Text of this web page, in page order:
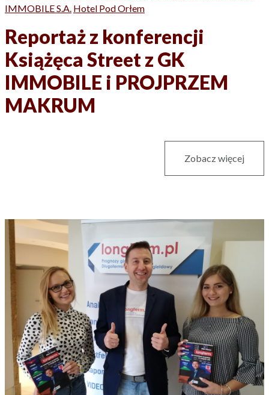
IMMOBILE S.A. Hotel Pod Orłem
Reportaż z konferencji
Książęca Street z GK
IMMOBILE i PROJPRZEM
MAKRUM
Zobacz więcej